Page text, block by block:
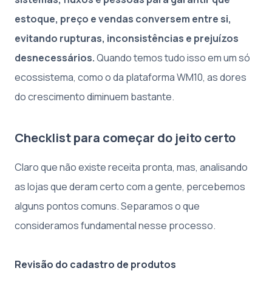
estoque, preço e vendas conversem entre si,
evitando rupturas, inconsistências e prejuízos
desnecessários.Quando temos tudo isso em um só
ecossistema, como o da plataforma WM10, as dores
do crescimento diminuem bastante.
Checklist para começar do jeito certo
Claro que não existe receita pronta, mas, analisando
as lojas que deram certo com a gente, percebemos
alguns pontos comuns. Separamos o que
consideramos fundamental nesse processo.
Revisão do cadastro de produtos